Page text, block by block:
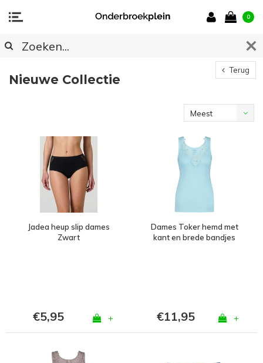
0
Terug
Nieuwe Collectie
Meest
Jadea heup slip dames
Zwart
€5,95 +
Dames Toker hemd met
kant en brede bandjes
€11,95 +